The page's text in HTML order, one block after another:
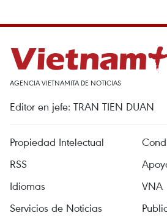
AGENCIA VIETNAMITA DE NOTICIAS
Editor en jefe: TRAN TIEN DUAN
Propiedad Intelectual
RSS
Idiomas
VNA
Servicios de Noticias